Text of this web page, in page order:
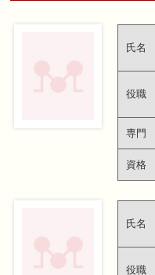
氏名
役職
専門
資格
氏名
役職